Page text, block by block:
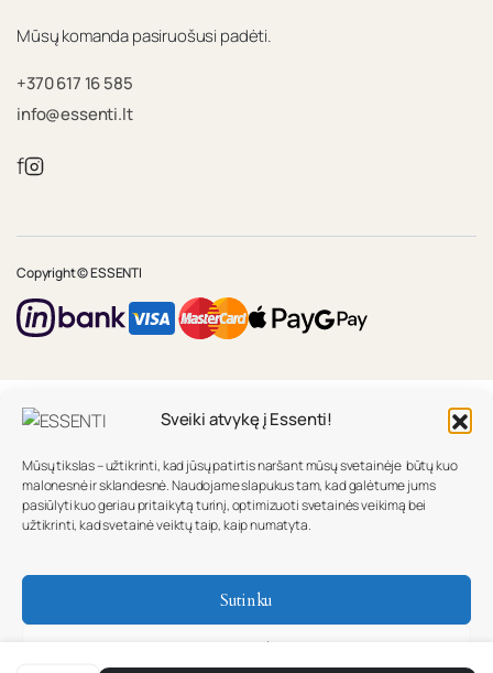
Sveiki atvykę į Essenti!
Mūsų tikslas – užtikrinti, kad jūsų patirtis naršant mūsų svetainėje būtų kuo
malonesnė ir sklandesnė. Naudojame slapukus tam, kad galėtume jums
pasiūlyti kuo geriau pritaikytą turinį, optimizuoti svetainės veikimą bei
užtikrinti, kad svetainė veiktų taip, kaip numatyta.
Sutinku
Nesutinku
Mūsų komanda pasiruošusi padėti.
+370 617 16 585
info@essenti.lt
f
Copyright © ESSENTI